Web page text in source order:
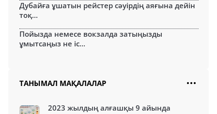
Дубайға ұшатын рейстер сәуірдің аяғына дейін
тоқ...
Пойызда немесе вокзалда затыңызды
ұмытсаңыз не іс...
ТАНЫМАЛ МАҚАЛАЛАР
2023 жылдың алғашқы 9 айында